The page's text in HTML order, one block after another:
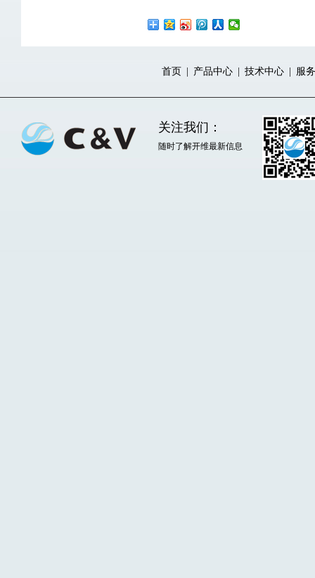
首页 产品中心 技术中心 服
关注我们：
随时了解开维最新信息